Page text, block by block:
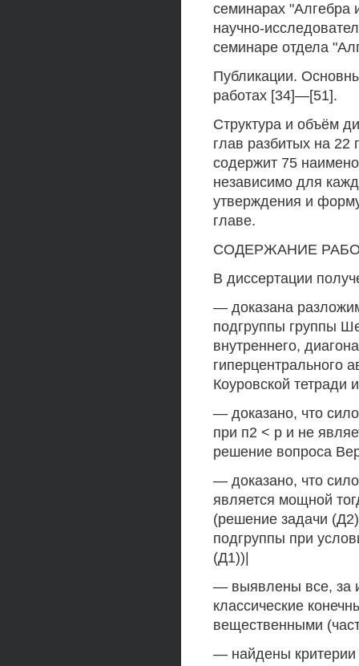
семинарах
научно-
семинаре отдела
Публикации.
работах [34]—[51].
Структура и объём
глав разбитых на
содержит 75
независимо для
утверждения и
главе.
СОДЕРЖАНИЕ
В диссертации
— доказана
подгруппы группы
внутреннего,
гиперцентрального
Коуровской тетради
— доказано, что
при п2 < р и не
решение вопроса
— доказано, что
является мощной
(решение задачи
подгруппы при
(Д1))|
— выявлены все, за
классические
вещественными
— найдены критерии